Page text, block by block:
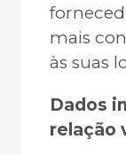
mais
às suas
Dados
relação